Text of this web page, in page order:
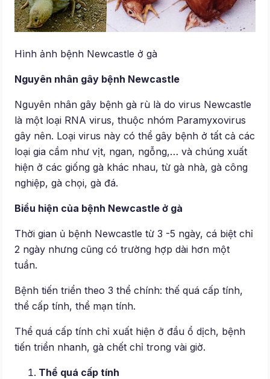
Hình ảnh bệnh Newcastle ở gà
Nguyên nhân gây bệnh Newcastle
Nguyên nhân gây bệnh gà rù là do virus Newcastle
là một loại RNA virus, thuộc nhóm Paramyxovirus
gây nên. Loại virus này có thể gây bệnh ở tất cả các
loại gia cầm như vịt, ngan, ngỗng,… và chúng xuất
hiện ở các giống gà khác nhau, từ gà nhà, gà công
nghiệp, gà chọi, gà đá.
Biểu hiện của bệnh Newcastle ở gà
Thời gian ủ bệnh Newcastle từ 3 -5 ngày, cá biệt chỉ
2 ngày nhưng cũng có trường hợp dài hơn một
tuần.
Bệnh tiến triển theo 3 thể chính: thế quá cấp tính,
thể cấp tính, thể mạn tính.
Thể quá cấp tính chỉ xuất hiện ở đầu ổ dịch, bệnh
tiến triển nhanh, gà chết chỉ trong vài giờ.
Thể quá cấp tính